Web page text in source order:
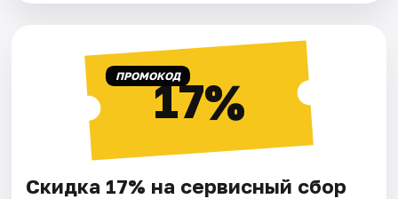
ПРОМОКОД17%
Скидка 17% на сервисный сбор